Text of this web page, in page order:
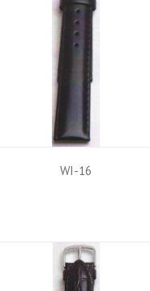
WI-16